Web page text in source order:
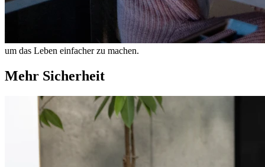
um das Leben einfacher zu machen.
Mehr Sicherheit